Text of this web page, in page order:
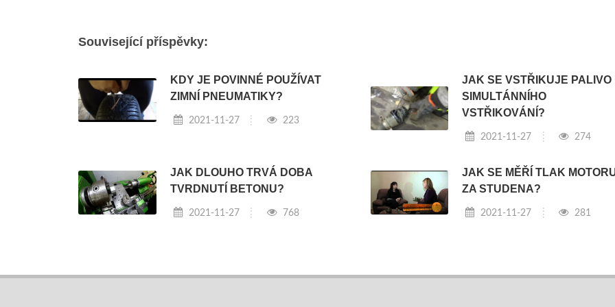
Související příspěvky:
KDY JE POVINNÉ POUŽÍVAT
ZIMNÍ PNEUMATIKY?
2021-11-27 223
JAK SE VSTŘIKUJE PALIVO
SIMULTÁNNÍHO
VSTŘIKOVÁNÍ?
2021-11-27 274
JAK DLOUHO TRVÁ DOBA
TVRDNUTÍ BETONU?
2021-11-27 768
JAK SE MĚŘÍ TLAK
ZA STUDENA?
2021-11-27 281